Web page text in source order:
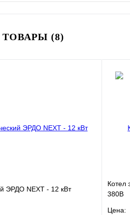
(8)
ЭРДО NEXT - 12 кВт
Котел
380В
Цена: